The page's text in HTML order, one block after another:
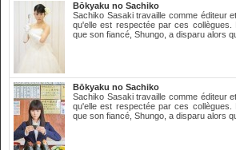
Bōkyaku no Sachiko
Sachiko Sasaki travaille comme éditeur
qu'elle est respectée par ces collègues.
que son fiancé, Shungo, a disparu alors
Bōkyaku no Sachiko
Sachiko Sasaki travaille comme éditeur
qu'elle est respectée par ces collègues.
que son fiancé, Shungo, a disparu alors